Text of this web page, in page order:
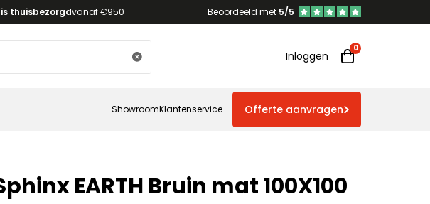
thuisbezorgdvanaf €950 Beoordeeld met 5/5
Inloggen
ShowroomKlantenservice Offerte aanvragen
EARTH Bruin mat 100X100